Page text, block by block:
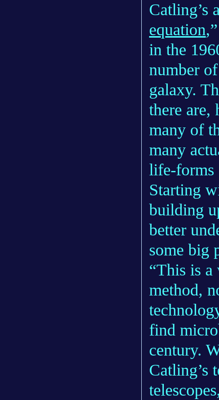
Catling’s
equation
in the
number
galaxy.
there are,
many of
many
life-forms
Starting
building
better
some big
“This is a
method,
find
century.
Catling’s